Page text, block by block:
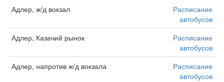
Адлер, ж/д вокзал
Расписание
автобусов
Адлер, Казачий рынок
Расписание
автобусов
Адлер, напротив ж/д вокзала
Расписание
автобусов